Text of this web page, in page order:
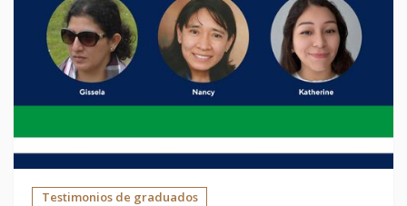
Testimonios de graduados